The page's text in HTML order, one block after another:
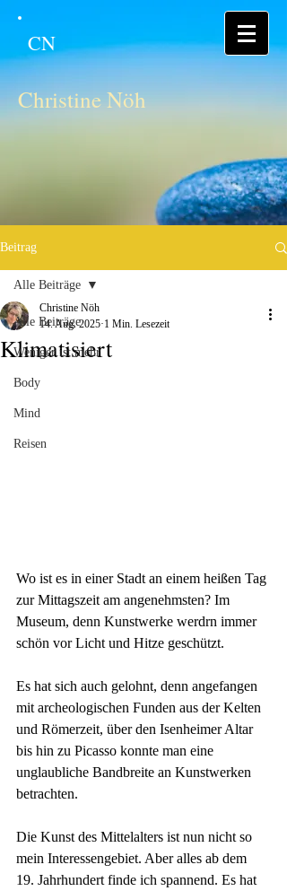
CN
Christine Nöh
Beitrag
Alle Beiträge
Weniger ist mehr
Body
Mind
Reisen
Alle Beiträge
Klimatisiert
Christine Nöh
14. Aug. 2025 1 Min. Lesezeit
Wo ist es in einer Stadt an einem heißen Tag
zur Mittagszeit am angenehmsten? Im
Museum, denn Kunstwerke werdrn immer
schön vor Licht und Hitze geschützt.
Es hat sich auch gelohnt, denn angefangen
mit archeologischen Funden aus der Kelten
und Römerzeit, über den Isenheimer Altar
bis hin zu Picasso konnte man eine
unglaubliche Bandbreite an Kunstwerken
betrachten.
Die Kunst des Mittelalters ist nun nicht so
mein Interessengebiet. Aber alles ab dem
19. Jahrhundert finde ich spannend. Es hat